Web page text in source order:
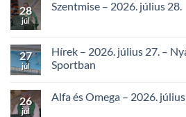
28
júl
Szentmise – 2026. július 28.
27
júl
Hírek – 2026. július 27. –
Sportban
26
júl
Alfa és Omega – 2026.